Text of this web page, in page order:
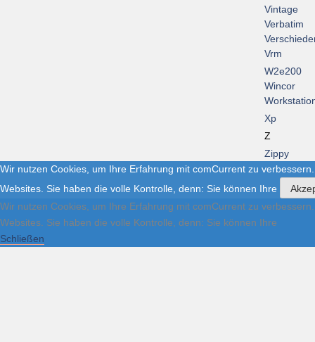
Vintage
Verbatim
Vrm
W2e200
Wincor
Xp
Z
Zippy
Wir nutzen Cookies, um Ihre Erfahrung mit comCurrent zu
Websites. Sie haben die volle Kontrolle, denn: Sie können Ihre
Wir nutzen Cookies, um Ihre Erfahrung mit comCurrent zu
Websites. Sie haben die volle Kontrolle, denn: Sie können Ihre
Schließen